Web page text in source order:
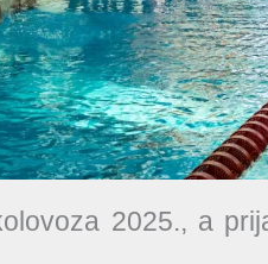
2025., a